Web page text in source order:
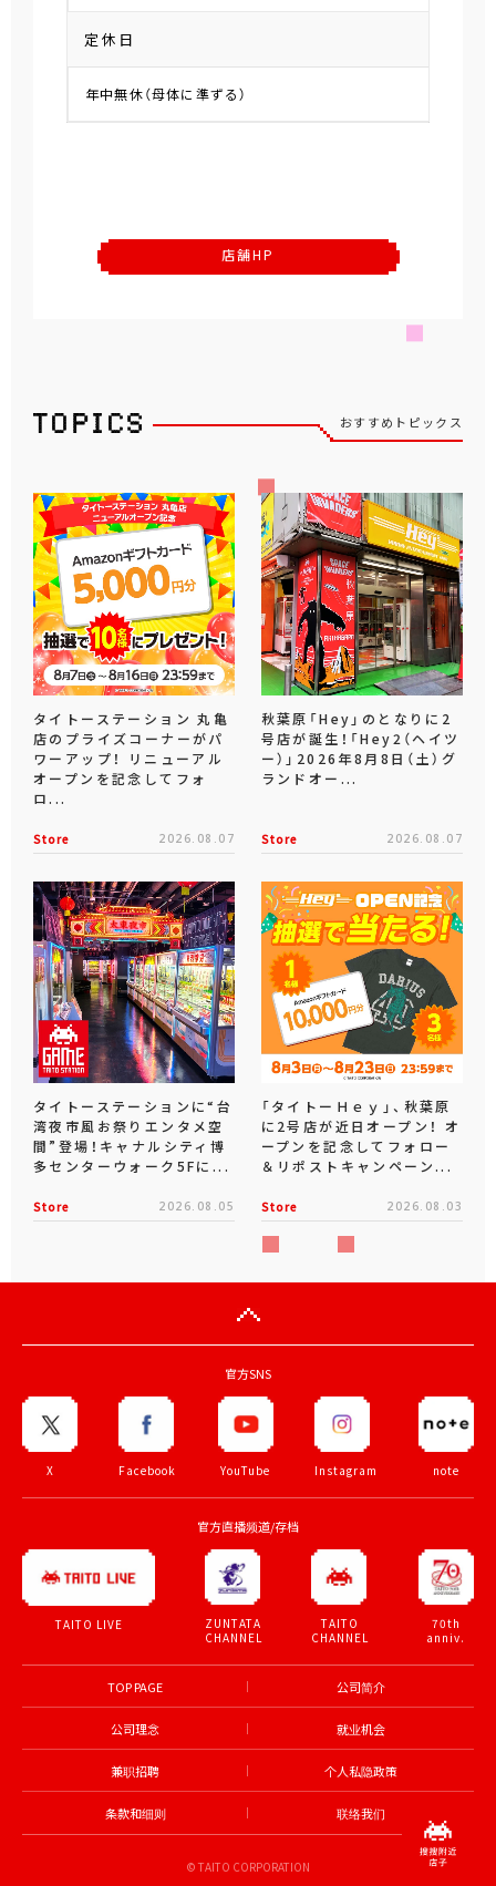
定休日
年中無休（母体に準ずる）
店舗HP
おすすめトピックス
タイトーステーション 丸亀
店のプライズコーナーがパ
ワーアップ！ リニューアル
オープンを記念してフォ
ロ...
Store 2026.08.07
秋葉原「Hey」のとなりに2
号店が誕生！「Hey2（ヘイツ
ー）」2026年8月8日（土）グ
ランドオー...
Store 2026.08.07
タイトーステーションに“台
湾夜市風お祭りエンタメ空
間”登場！キャナルシティ博
多センターウォーク5Fに...
Store 2026.08.05
「タイトーＨｅｙ」、秋葉原
に2号店が近日オープン！ オ
ープンを記念してフォロー
＆リポストキャンペーン...
Store 2026.08.03
官方SNS
X Facebook YouTube Instagram note
官方直播频道/存档
TAITO LIVE
ZUNTATA
CHANNEL
TAITO
CHANNEL
70th
anniv.
TOP PAGE 公司简介
公司理念 就业机会
兼职招聘 个人私隐政策
条款和细则 联络我们
© TAITO CORPORATION